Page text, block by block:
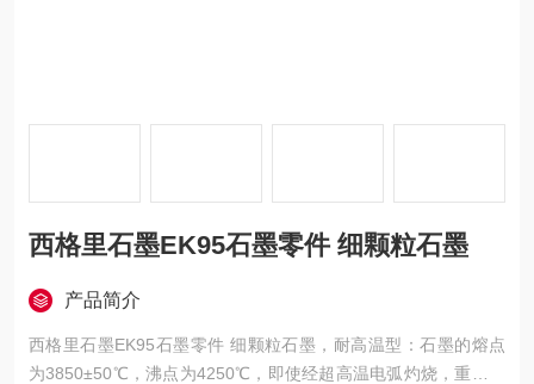
西格里石墨EK95石墨零件 细颗粒石墨
产品简介
西格里石墨EK95石墨零件 细颗粒石墨，耐高温型：石墨的熔点
为3850±50℃，沸点为4250℃，即使经超高温电弧灼烧，重量的